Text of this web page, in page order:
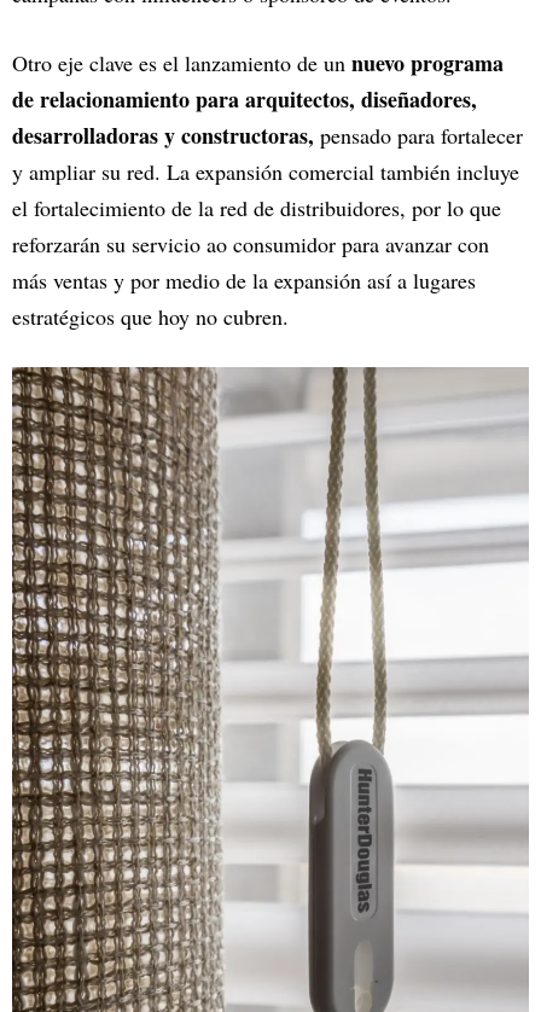
Otro eje clave es el lanzamiento de un nuevo programa
de relacionamiento para arquitectos, diseñadores,
desarrolladoras y constructoras, pensado para fortalecer
y ampliar su red. La expansión comercial también incluye
el fortalecimiento de la red de distribuidores, por lo que
reforzarán su servicio ao consumidor para avanzar con
más ventas y por medio de la expansión así a lugares
estratégicos que hoy no cubren.